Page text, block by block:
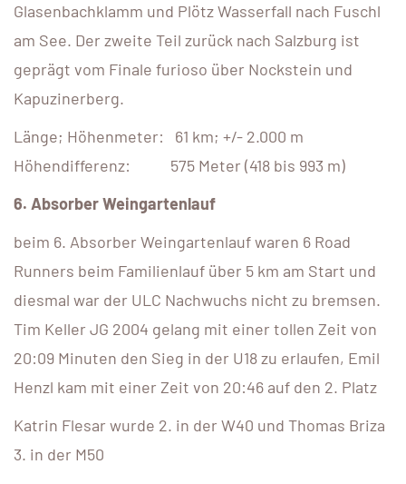
Glasenbachklamm und Plötz Wasserfall nach Fuschl
am See. Der zweite Teil zurück nach Salzburg ist
geprägt vom Finale furioso über Nockstein und
Kapuzinerberg.
Länge; Höhenmeter: 61 km; +/- 2.000 m
Höhendifferenz: 575 Meter (418 bis 993 m)
6. Absorber Weingartenlauf
beim 6. Absorber Weingartenlauf waren 6 Road
Runners beim Familienlauf über 5 km am Start und
diesmal war der ULC Nachwuchs nicht zu bremsen.
Tim Keller JG 2004 gelang mit einer tollen Zeit von
20:09 Minuten den Sieg in der U18 zu erlaufen, Emil
Henzl kam mit einer Zeit von 20:46 auf den 2. Platz
Katrin Flesar wurde 2. in der W40 und Thomas Briza
3. in der M50